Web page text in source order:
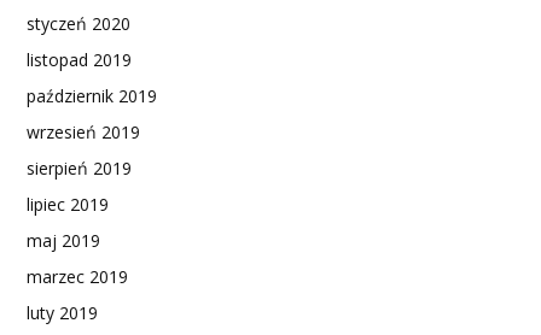
styczeń 2020
listopad 2019
październik 2019
wrzesień 2019
sierpień 2019
lipiec 2019
maj 2019
marzec 2019
luty 2019